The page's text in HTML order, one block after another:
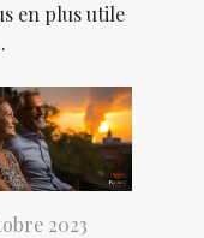
en plus utile
2023